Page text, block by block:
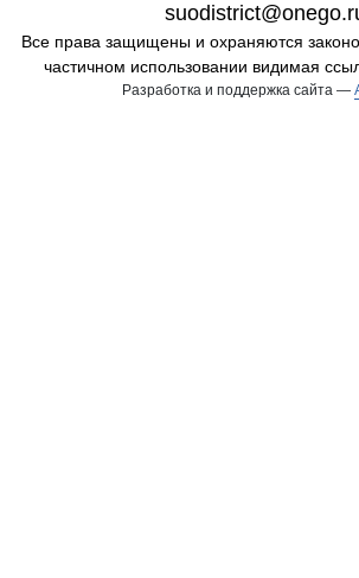
Все права защищены и охраняются
частичном использовании видимая
Разработка и поддержка сайта —